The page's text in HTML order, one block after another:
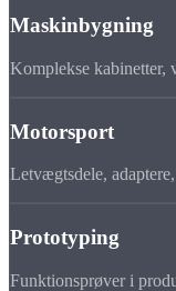
Maskinbygning
Komplekse kabinetter,
Motorsport
Letvægtsdele,
Prototyping
Funktionsprøver i